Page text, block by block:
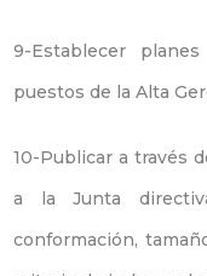
9-Establecer
puestos de la Alta
10-Publicar a través
a la Junta
conformación,